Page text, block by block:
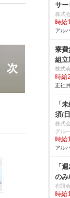
サー
株式
時給
アル
寮費
組
株式
時給
正社
「
須/
株式
グル
時給
アル
「
のみ
有限
時給